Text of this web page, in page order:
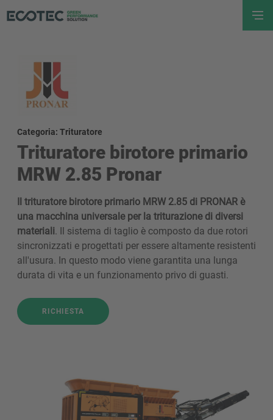
Categoria: Trituratore
Trituratore birotore primario
MRW 2.85 Pronar
Il trituratore birotore primario MRW 2.85 di PRONAR è
una macchina universale per la triturazione di diversi
materiali. Il sistema di taglio è composto da due rotori
sincronizzati e progettati per essere altamente resistenti
all'usura. In questo modo viene garantita una lunga
durata di vita e un funzionamento privo di guasti.
RICHIESTA